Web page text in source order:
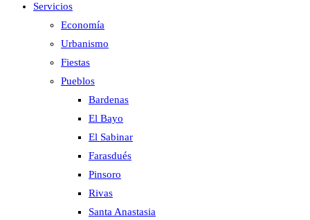
Servicios
Economía
Urbanismo
Fiestas
Pueblos
Bardenas
El Bayo
El Sabinar
Farasdués
Pinsoro
Rivas
Santa Anastasia